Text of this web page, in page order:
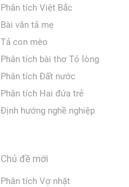
Phân tích Việt Bắc
Bài văn tả mẹ
Tả con mèo
Phân tích bài thơ Tỏ lòng
Phân tích Đất nước
Phân tích Hai đứa trẻ
Định hướng nghề nghiệp
Chủ đề mới
Phân tích Vợ nhặt